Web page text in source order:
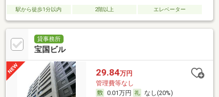
駅から徒歩1分以内 2階以上 エレベーター
貸事務所
宝国ビル
29.84万円
管理費等なし
0.01万円
なし(20%)